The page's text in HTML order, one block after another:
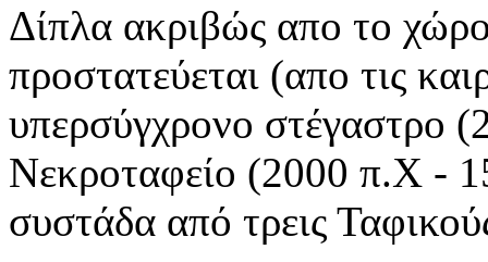
Δίπλα ακριβώς απο το
προστατεύεται (απο τις
υπερσύγχρονο στέγαστρο
Νεκροταφείο (2000 π.Χ -
συστάδα από τρεις